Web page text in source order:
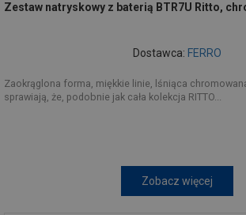
Zestaw natryskowy z baterią BTR7U Ritto,
Dostawca: FERRO
Zaokrąglona forma, miękkie linie, lśniąca
sprawiają, że, podobnie jak cała kolekcja RITTO...
Zobacz więcej